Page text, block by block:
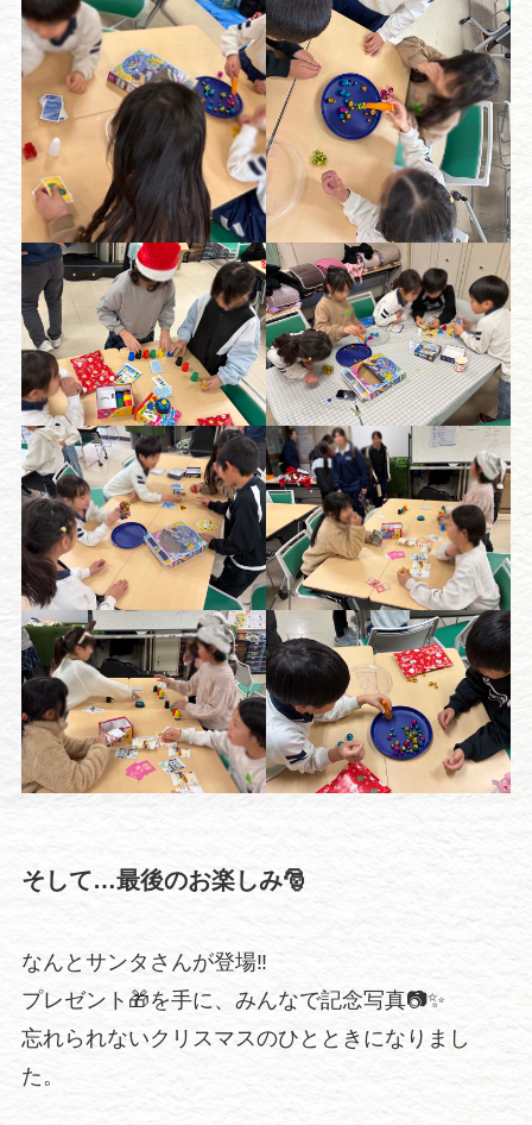
そして…最後のお楽しみ🎅
なんとサンタさんが登場‼️
プレゼント🎁を手に、みんなで記念写真📷✨
忘れられないクリスマスのひとときになりまし
た。